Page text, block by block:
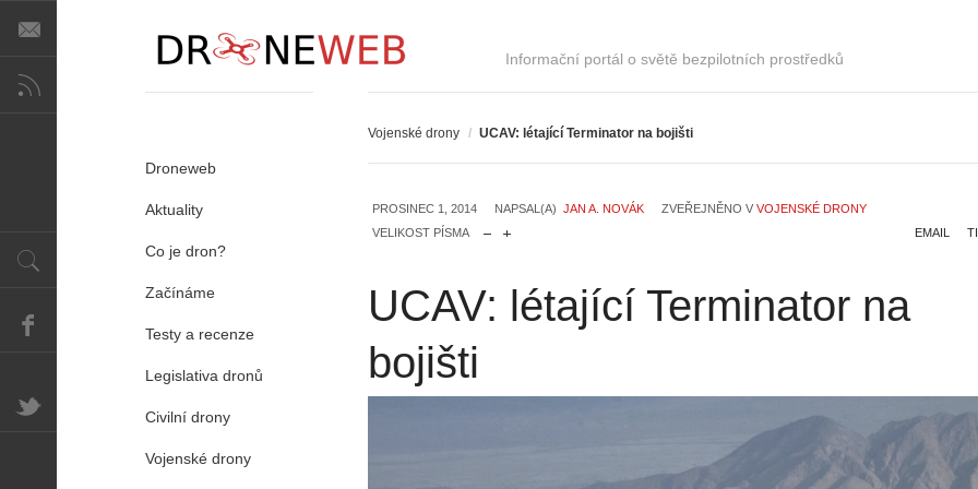
Informační portál o světě bezpilotních prostředků
Vojenské drony / UCAV: létající Terminator na bojišti
PROSINEC 1, 2014 NAPSAL(A) JAN A. NOVÁK ZVEŘEJNĚNO V VOJENSKÉ DRONY
VELIKOST PÍSMA
EMAIL
UCAV: létající Terminator na
bojišti
Droneweb
Aktuality
Co je dron?
Začínáme
Testy a recenze
Legislativa dronů
Civilní drony
Vojenské drony